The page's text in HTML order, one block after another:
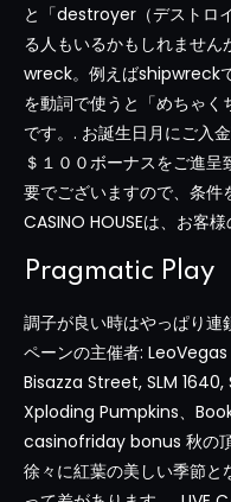
と「destroyer（デストロ
る人もいるかもしれませ
wreck。例えばshipwreck
を動詞で使うと「めちゃ
です。. お誕生日月にご入
＄１００ボーナスをご進
要でございますので、条件
CASINO HOUSEは、お客
Pragmatic Play
調子が良い時はやっぱり連
ペーンの主催者:
Bisazza Street, SLM
Xploding Pumpkins、
casinofriday bonus 秋の
徐々に紅葉の美しい季節